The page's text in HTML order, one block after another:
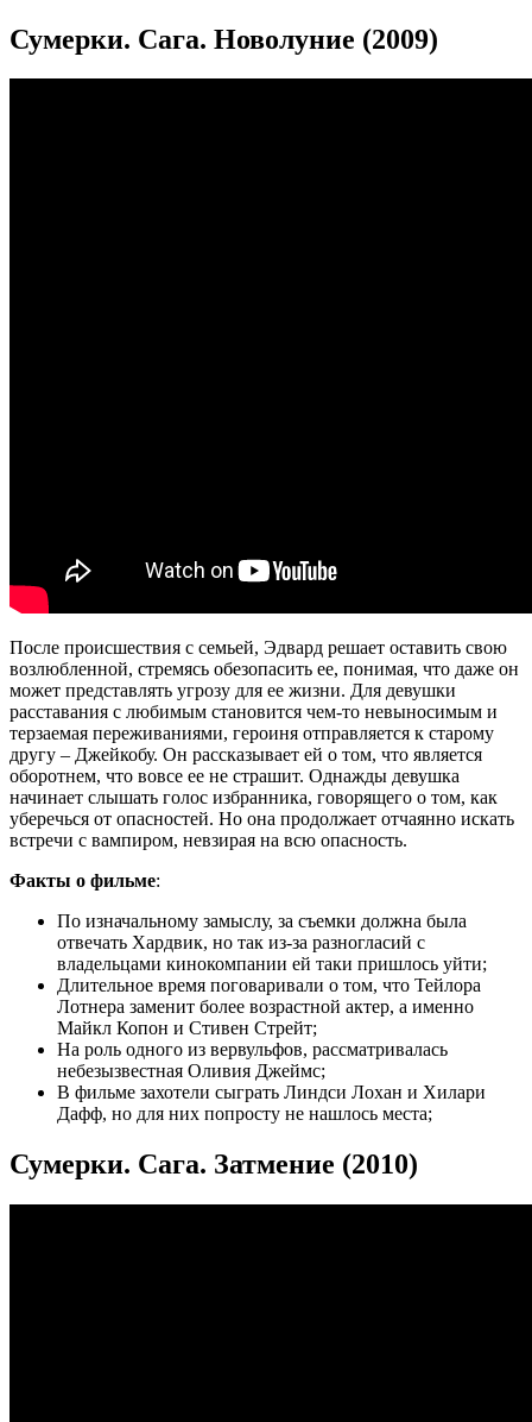
Сумерки. Сага. Новолуние (2009)
После происшествия с семьей, Эдвард решает оставить свою
возлюбленной, стремясь обезопасить ее, понимая, что даже он
может представлять угрозу для ее жизни. Для девушки
расставания с любимым становится чем-то невыносимым и
терзаемая переживаниями, героиня отправляется к старому
другу – Джейкобу. Он рассказывает ей о том, что является
оборотнем, что вовсе ее не страшит. Однажды девушка
начинает слышать голос избранника, говорящего о том, как
уберечься от опасностей. Но она продолжает отчаянно искать
встречи с вампиром, невзирая на всю опасность.
Факты о фильме:
По изначальному замыслу, за съемки должна была
отвечать Хардвик, но так из-за разногласий с
владельцами кинокомпании ей таки пришлось уйти;
Длительное время поговаривали о том, что Тейлора
Лотнера заменит более возрастной актер, а именно
Майкл Копон и Стивен Стрейт;
На роль одного из вервульфов, рассматривалась
небезызвестная Оливия Джеймс;
В фильме захотели сыграть Линдси Лохан и Хилари
Дафф, но для них попросту не нашлось места;
Сумерки. Сага. Затмение (2010)